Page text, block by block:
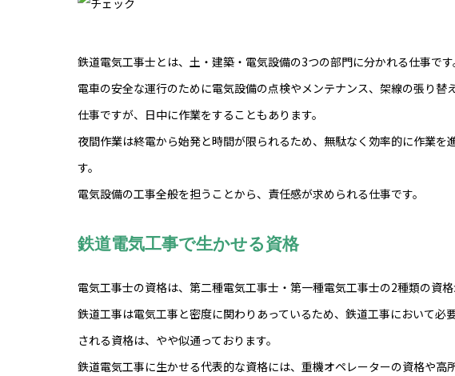
鉄道電気工事士とは、土・建築・電気設備の3つの部門に分かれる仕事です
電車の安全な運行のために電気設備の点検やメンテナンス、架線の張り替
仕事ですが、日中に作業をすることもあります。
夜間作業は終電から始発と時間が限られるため、無駄なく効率的に作業を
す。
電気設備の工事全般を担うことから、責任感が求められる仕事です。
鉄道電気工事で生かせる資格
電気工事士の資格は、第二種電気工事士・第一種電気工事士の2種類の資格
鉄道工事は電気工事と密度に関わりあっているため、鉄道工事において必
される資格は、やや似通っております。
鉄道電気工事に生かせる代表的な資格には、重機オペレーターの資格や高